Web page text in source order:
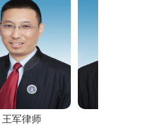
王军律师